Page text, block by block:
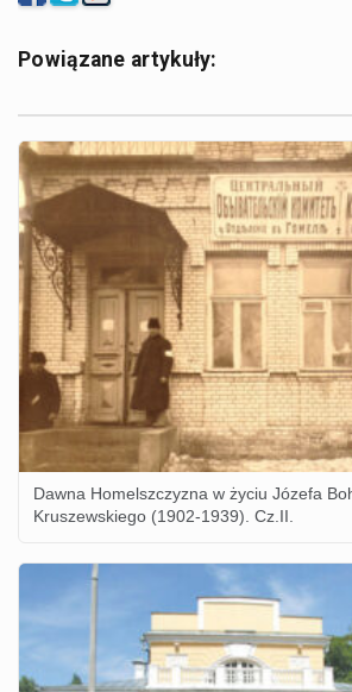
Powiązane artykuły:
Dawna Homelszczyzna w życiu Józefa
Kruszewskiego (1902-1939). Cz.II.